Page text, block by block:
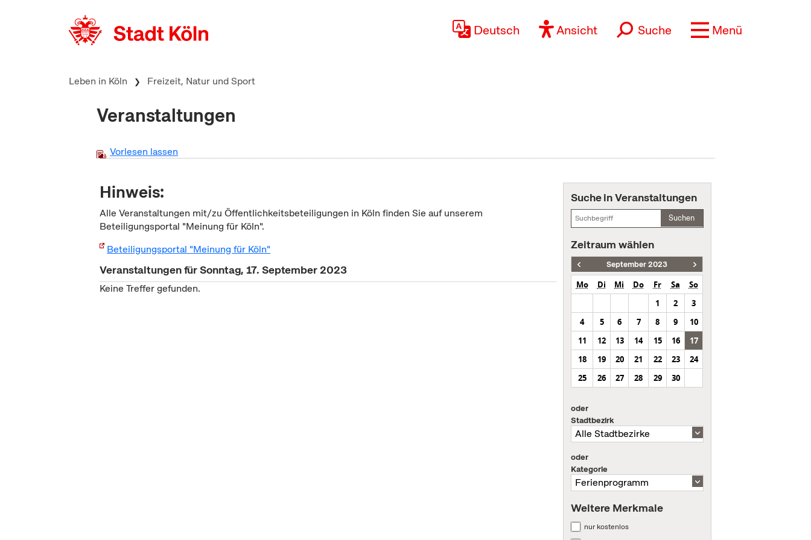
Deutsch Ansicht Suche Menü
Leben in Köln Freizeit, Natur und Sport
Veranstaltungen
Vorlesen lassen
Hinweis:
Alle Veranstaltungen mit/zu Öffentlichkeitsbeteiligungen in Köln finden Sie auf unserem
Beteiligungsportal "Meinung für Köln".
Beteiligungsportal "Meinung für Köln"
Veranstaltungen für Sonntag, 17. September 2023
Keine Treffer gefunden.
Suche in Veranstaltungen
Suchen
Zeitraum wählen
September 2023
Mo Di Mi Do Fr Sa
So
1
2
3
4
5 6 7 8 9
10
11
12 13 14 15 16
17
18
19 20 21 22 23
24
25
26 27 28 29 30
oder
Stadtbezirk
oder
Kategorie
Weitere Merkmale
nur kostenlos